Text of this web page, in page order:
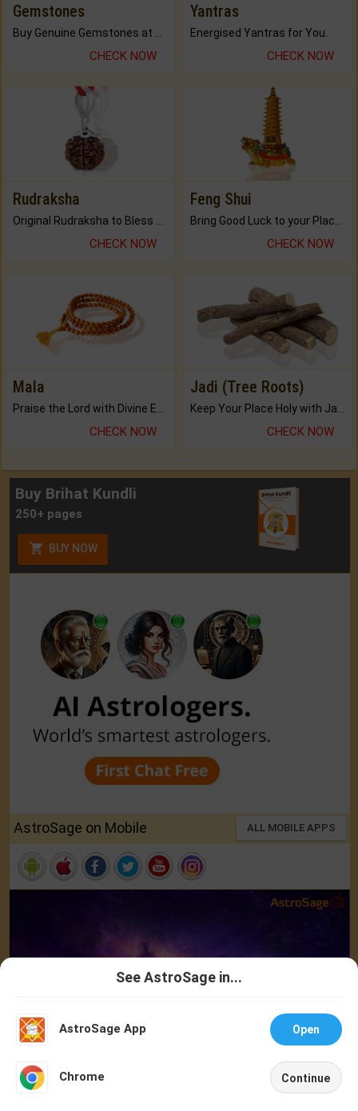
Gemstones
CHECK NOW
Yantras
Energised Yantras for You.
CHECK NOW
Rudraksha
CHECK NOW
Feng Shui
CHECK NOW
Mala
CHECK NOW
Jadi (Tree Roots)
CHECK NOW
Buy Brihat Kundli
250+ pages
BUY NOW
AstroSage on Mobile ALL MOBILE APPS
See AstroSage in...
AstroSage App Open
Chrome Continue
Astrologer
Home Account